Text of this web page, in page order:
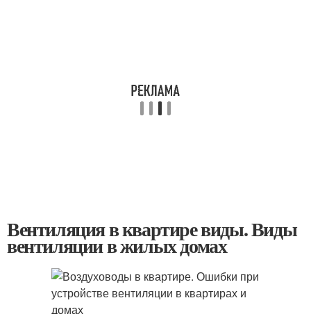
Вентиляция в квартире виды. Виды
вентиляции в жилых домах